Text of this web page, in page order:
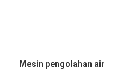
Mesin pengolahan air